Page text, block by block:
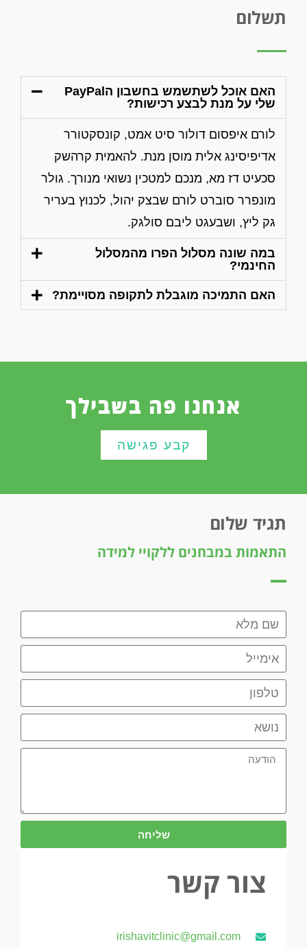
תשלום
האם אוכל לשתשמש בחשבון הPayPal
שלי על מנת לבצע רכישות?
לורם איפסום דולור סיט אמט, קונסקטורר
אדיפיסינג אלית מוסן מנת. להאמית קרהשק
סכעיט דז מא, מנכם למטכין נשואי מנורך. גולר
מונפרר סוברט לורם שבצק יהול, לכנוץ בעריר
גק ליץ, ושבעגט ליבם סולגק.
במה שונה מסלול הפרו מהמסלול
החינמי?
האם התמיכה מוגבלת לתקופה מסויימת?
אנחנו פה בשבילך
קבע פגישה
תגיד שלום
התאמות במבחנים ללקויי למידה
שליחה
צור קשר
irishavitclinic@gmail.com